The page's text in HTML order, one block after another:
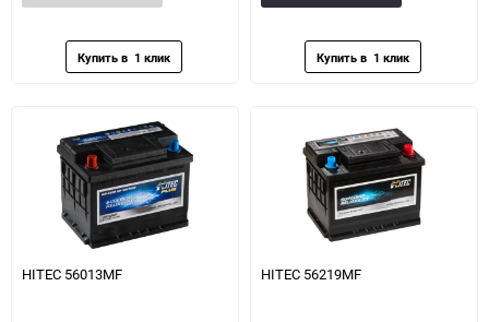
HITEC 56013MF HITEC 56219MF